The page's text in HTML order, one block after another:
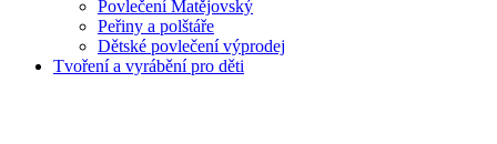
Povlečení Matějovský
Peřiny a polštáře
Dětské povlečení výprodej
Tvoření a vyrábění pro děti